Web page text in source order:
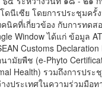
ดนีเซีย โดยการประชุมค
นิคที่เกี่ยวข้อง กับการทดส
Window ได้แก่ ข้อมูล
Customs Declaration
ามัยพืช (e-Phyto
Health) รวมถึงการประ
งประเทศในความร่วมมือท